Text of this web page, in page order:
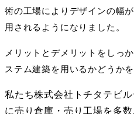
術の工場によりデザインの幅
用されるようになりました。
メリットとデメリットをしっ
ステム建築を用いるかどうか
私たち株式会社トチタテビ
に売り倉庫・売り工場を多数